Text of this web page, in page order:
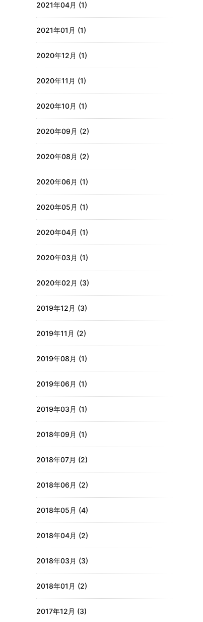
2021年04月 (1)
2021年01月 (1)
2020年12月 (1)
2020年11月 (1)
2020年10月 (1)
2020年09月 (2)
2020年08月 (2)
2020年06月 (1)
2020年05月 (1)
2020年04月 (1)
2020年03月 (1)
2020年02月 (3)
2019年12月 (3)
2019年11月 (2)
2019年08月 (1)
2019年06月 (1)
2019年03月 (1)
2018年09月 (1)
2018年07月 (2)
2018年06月 (2)
2018年05月 (4)
2018年04月 (2)
2018年03月 (3)
2018年01月 (2)
2017年12月 (3)